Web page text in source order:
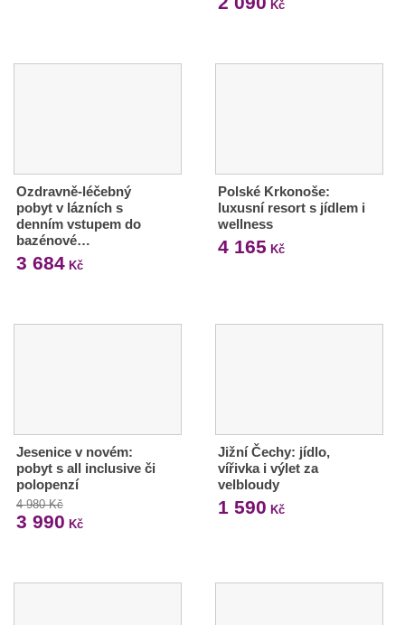
Kč
Ozdravně-léčebný
pobyt v lázních s
denním vstupem do
bazénové…
3 684 Kč
Polské Krkonoše:
luxusní resort s jídlem i
wellness
4 165 Kč
Jesenice v novém:
pobyt s all inclusive či
polopenzí
4 980 Kč
3 990 Kč
Jižní Čechy: jídlo,
vířivka i výlet za
velbloudy
1 590 Kč